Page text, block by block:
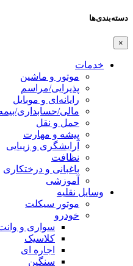
دسته‌بندی‌ها
×
خدمات
موتور و ماشین
پذیرایی/مراسم
رایانه‌ای و موبایل
مالی/حسابداری/
حمل و نقل
پیشه و مهارت
آرایشگری و زیبایی
نظافت
باغبانی و درختکاری
آموزشی
وسایل نقلیه
موتور سیکلت
خودرو
سواری و
کلاسیک
اجاره ای
سنگین